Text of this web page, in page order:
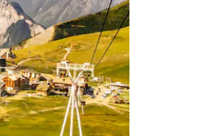
ou tocando e deslizando o dedo na tela.